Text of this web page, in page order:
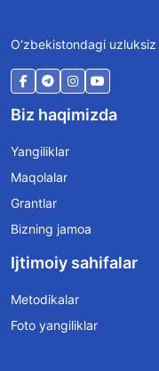
O‘zbekistondagi
Biz haqimizda
Yangiliklar
Maqolalar
Grantlar
Bizning jamoa
Ijtimoiy sahifalar
Metodikalar
Foto yangiliklar